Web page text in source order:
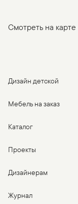
Смотреть на карте
Дизайн детской
Мебель на заказ
Каталог
Проекты
Дизайнерам
Журнал